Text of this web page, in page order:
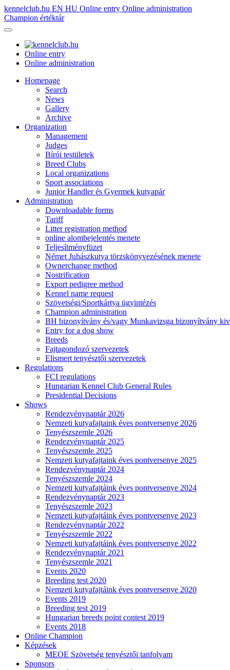
kennelclub.hu EN HU Online entry Online administration
Champion értéktár
Online entry
Online administration
Homepage
Search
News
Gallery
Archive
Organization
Management
Judges
Bírói testületek
Breed Clubs
Local organizations
Sport associations
Junior Handler és Gyermek kutyapár
Administration
Downloadable forms
Tariff
Litter registration method
online alombejelentés menete
Teljesítményfüzet
Német Juhászkutya törzskönyvezésének menete
Ownerchange method
Nostrification
Export pedigree method
Kennel name request
Szövetségi/Sportkártya ügyintézés
Champion administration
BH bizonyítvány és/vagy Munkavizsga bizonyítvány
Entry for a dog show
Breeds
Fajtagondozó szervezetek
Elismert tenyésztői szervezetek
Regulations
FCI regulations
Hungarian Kennel Club General Rules
Presidential Decisions
Shows
Rendezvénynaptár 2026
Nemzeti kutyafajtaink éves pontversenye 2026
Tenyészszemle 2026
Rendezvénynaptár 2025
Tenyészszemle 2025
Nemzeti kutyafajtaink éves pontversenye 2025
Rendezvénynaptár 2024
Tenyészszemle 2024
Nemzeti kutyafajtáink éves pontversenye 2024
Rendezvénynaptár 2023
Tenyészszemle 2023
Nemzeti kutyafajtáink éves pontversenye 2023
Rendezvénynaptár 2022
Tenyészszemle 2022
Nemzeti kutyafajtáink éves pontversenye 2022
Rendezvénynaptár 2021
Tenyészszemle 2021
Events 2020
Breeding test 2020
Nemzeti kutyafajtáink éves pontversenye 2020
Events 2019
Breeding test 2019
Hungarian breeds point contest 2019
Events 2018
Online Champion
Képzések
MEOE Szövetség tenyésztői tanfolyam
Sponsors